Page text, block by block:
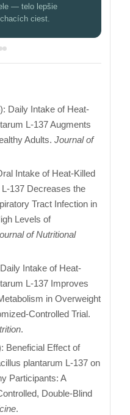
— telo lepšie
ciest.
Daily Intake of Heat-
L-137 Augments
Adults. Journal of
Intake of Heat-Killed
137 Decreases the
Tract Infection in
Levels of
of Nutritional
Intake of Heat-
L-137 Improves
in Overweight
Controlled Trial.
.
Beneficial Effect of
plantarum L-137 on
Participants: A
Double-Blind
.